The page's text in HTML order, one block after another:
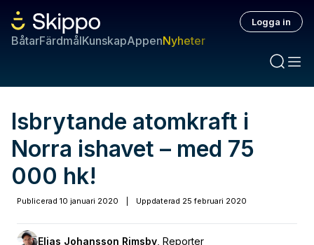
BåtarFärdmålKunskapAppenNyheter
Logga in
Isbrytande atomkraft i
Norra ishavet – med 75
000 hk!
Publicerad 10 januari 2020 Uppdaterad 25 februari 2020
Elias Johansson Rimsby Reporter